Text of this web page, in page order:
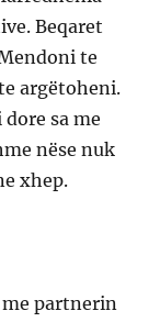
Beqaret
te
argëtoheni.
sa me
nëse nuk
xhep.
partnerin